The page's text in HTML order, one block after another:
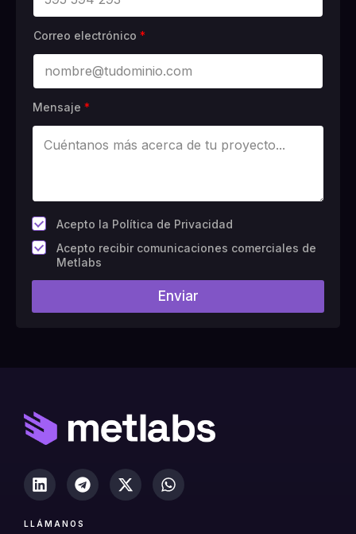
Correo electrónico *
Mensaje *
*
Acepto la Política de Privacidad
C
a
p
#
a
)
Acepto recibir comunicaciones comerciales de
Metlabs
Enviar
LLÁMANOS